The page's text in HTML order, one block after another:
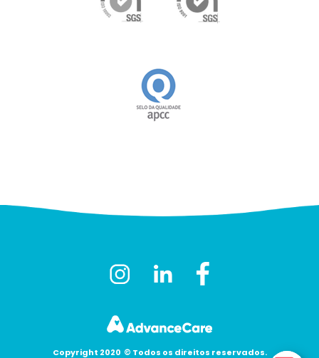
Copyright 2020 © Todos os direitos reservados.